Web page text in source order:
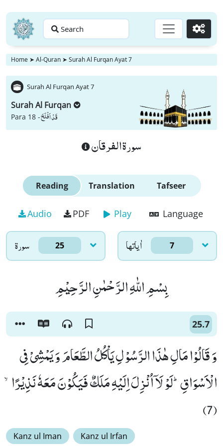
Search Go
Home ➤ Al-Quran ➤ Surah Al Furqan Ayat 7
Surah Al Furqan Ayat 7
Surah Al Furqan
Para 18 -قَدْ اَفْلَحَ
سورة الفرقان
Reading Translation Tafseer
Audio PDF Play Language
سورۃ 25 اٰياتها 7
بِسْمِ اللّٰهِ الرَّحْمٰنِ الرَّحِیْمِ
25.7
وَ قَالُوْا مَالِ هٰذَا الرَّسُوْلِ یَاْكُلُ الطَّعَامَ وَ یَمْشِیْ فِی
الْاَسْوَاقِؕ-لَوْ لَاۤ اُنْزِلَ اِلَیْهِ مَلَكٌ فَیَكُوْنَ مَعَهٗ نَذِیْرًاۙ
(7)
Kanz ul Iman Kanz ul Irfan